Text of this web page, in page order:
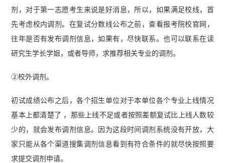
剂，对于第一志愿考生来说是好消息，所以，如果满足校线，首
先考虑校内调剂。在复试分数线公布之前，查看报考院校官网，
往年是否有发布调剂信息，如果有，尽快联系。也可以联系在读
研究生学长学姐，或者导师，求推荐相关专业的调剂。
②校外调剂。
初试成绩公布之后，各个招生单位对于本单位各个专业上线情况
基本上都清楚了 ，那些上线不足或者按照差额复试比上线人数较
少的，就会发布调剂信息。因为这段时间调剂系统没有开放，大
家只能从各个渠道搜集调剂信息看到有符合条件的就尽快按照要
求提交调剂申请。